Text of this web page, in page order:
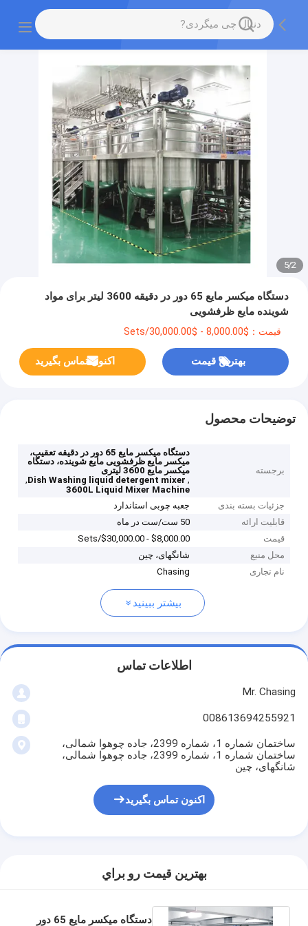
2
/
5
دستگاه میکسر مایع 65 دور در دقیقه 3600 لیتر برای مواد
شوینده مایع ظرفشویی
قیمت：$8,000.00 - $30,000.00/Sets
بهترین قیمت اکنون تماس بگیرید
توضیحات محصول
برجسته
دستگاه میکسر مایع 65 دور در دقیقه تعقیب،
میکسر مایع ظرفشویی مایع شوینده، دستگاه
میکسر مایع 3600 لیتری
,
Dish Washing liquid detergent mixer
,
3600L Liquid Mixer Machine
جزئیات بسته بندی
جعبه چوبی استاندارد
قابلیت ارائه
50 ست/ست در ماه
قیمت
$8,000.00 - $30,000.00/Sets
محل منبع
شانگهای، چین
نام تجاری
Chasing
بیشتر ببینید
اطلاعات تماس
Mr. Chasing
008613694255921
ساختمان شماره 1، شماره 2399، جاده چوهوا شمالی،
ساختمان شماره 1، شماره 2399، جاده چوهوا شمالی،
شانگهای، چین
اکنون تماس بگیرید
بهترين قيمت رو براي
دستگاه میکسر مایع 65 دور